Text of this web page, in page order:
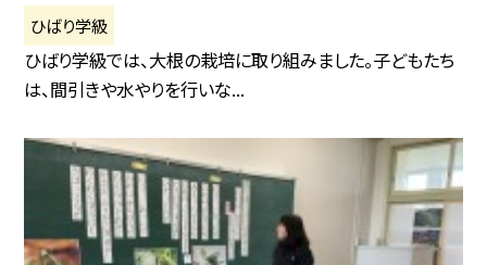
ひばり学級
ひばり学級では、大根の栽培に取り組みました。子どもたち
は、間引きや水やりを行いな...